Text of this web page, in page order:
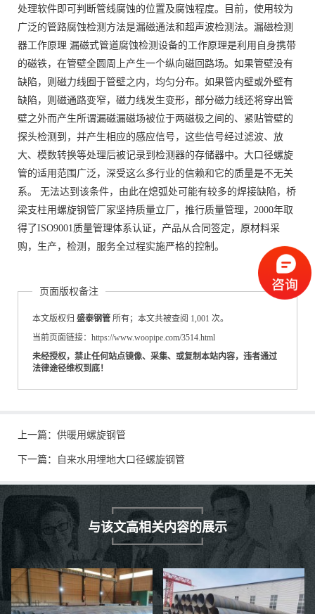
处理软件即可判断管线腐蚀的位置及腐蚀程度。目前，使用较为
广泛的管路腐蚀检测方法是漏磁通法和超声波检测法。漏磁检测
器工作原理 漏磁式管道腐蚀检测设备的工作原理是利用自身携带
的磁铁，在管壁全圆周上产生一个纵向磁回路场。如果管壁没有
缺陷，则磁力线囿于管壁之内，均匀分布。如果管内壁或外壁有
缺陷，则磁通路变窄，磁力线发生变形，部分磁力线还将穿出管
壁之外而产生所谓漏磁漏磁场被位于两磁极之间的、紧贴管壁的
探头检测到，并产生相应的感应信号，这些信号经过滤波、放
大、模数转换等处理后被记录到检测器的存储器中。大口径螺旋
管的适用范围广泛，深受这么多行业的信赖和它的质量是不无关
系。 无法达到该条件，由此在熄弧处可能有较多的焊接缺陷，桥
梁支柱用螺旋钢管厂家坚持质量立厂，推行质量管理，2000年取
得了ISO9001质量管理体系认证，产品从合同签定，原材料采
购，生产，检测，服务全过程实施严格的控制。
页面版权备注
本文版权归 盛泰钢管 所有；本文共被查阅 1,001 次。
当前页面链接：https://www.woopipe.com/3514.html
未经授权，禁止任何站点镜像、采集、或复制本站内容，违者通过
法律途径维权到底！
上一篇： 供暖用螺旋钢管
下一篇： 自来水用埋地大口径螺旋钢管
与该文高相关内容的展示